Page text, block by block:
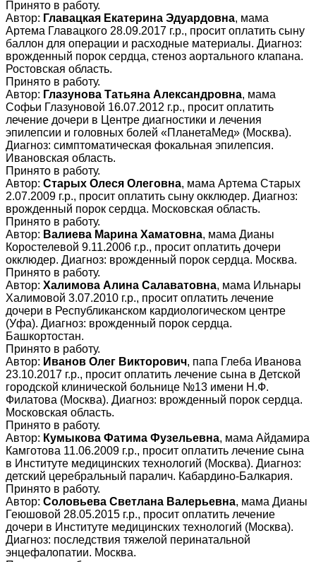
Принято в работу.
Автор: Главацкая Екатерина Эдуардовна, мама
Артема Главацкого 28.09.2017 г.р., просит оплатить сыну
баллон для операции и расходные материалы. Диагноз:
врожденный порок сердца, стеноз аортального клапана.
Ростовская область.
Принято в работу.
Автор: Глазунова Татьяна Александровна, мама
Софьи Глазуновой 16.07.2012 г.р., просит оплатить
лечение дочери в Центре диагностики и лечения
эпилепсии и головных болей «ПланетаМед» (Москва).
Диагноз: симптоматическая фокальная эпилепсия.
Ивановская область.
Принято в работу.
Автор: Старых Олеся Олеговна, мама Артема Старых
2.07.2009 г.р., просит оплатить сыну окклюдер. Диагноз:
врожденный порок сердца. Московская область.
Принято в работу.
Автор: Валиева Марина Хаматовна, мама Дианы
Коростелевой 9.11.2006 г.р., просит оплатить дочери
окклюдер. Диагноз: врожденный порок сердца. Москва.
Принято в работу.
Автор: Халимова Алина Салаватовна, мама Ильнары
Халимовой 3.07.2010 г.р., просит оплатить лечение
дочери в Республиканском кардиологическом центре
(Уфа). Диагноз: врожденный порок сердца.
Башкортостан.
Принято в работу.
Автор: Иванов Олег Викторович, папа Глеба Иванова
23.10.2017 г.р., просит оплатить лечение сына в Детской
городской клинической больнице №13 имени Н.Ф.
Филатова (Москва). Диагноз: врожденный порок сердца.
Московская область.
Принято в работу.
Автор: Кумыкова Фатима Фузельевна, мама Айдамира
Камготова 11.06.2009 г.р., просит оплатить лечение сына
в Институте медицинских технологий (Москва). Диагноз:
детский церебральный паралич. Кабардино-Балкария.
Принято в работу.
Автор: Соловьева Светлана Валерьевна, мама Дианы
Геюшовой 28.05.2015 г.р., просит оплатить лечение
дочери в Институте медицинских технологий (Москва).
Диагноз: последствия тяжелой перинатальной
энцефалопатии. Москва.